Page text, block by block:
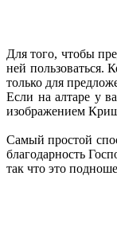
Для того, чтобы
ней пользоваться.
только для
Если на алтаре у
изображением
Самый простой
благодарность
так что это